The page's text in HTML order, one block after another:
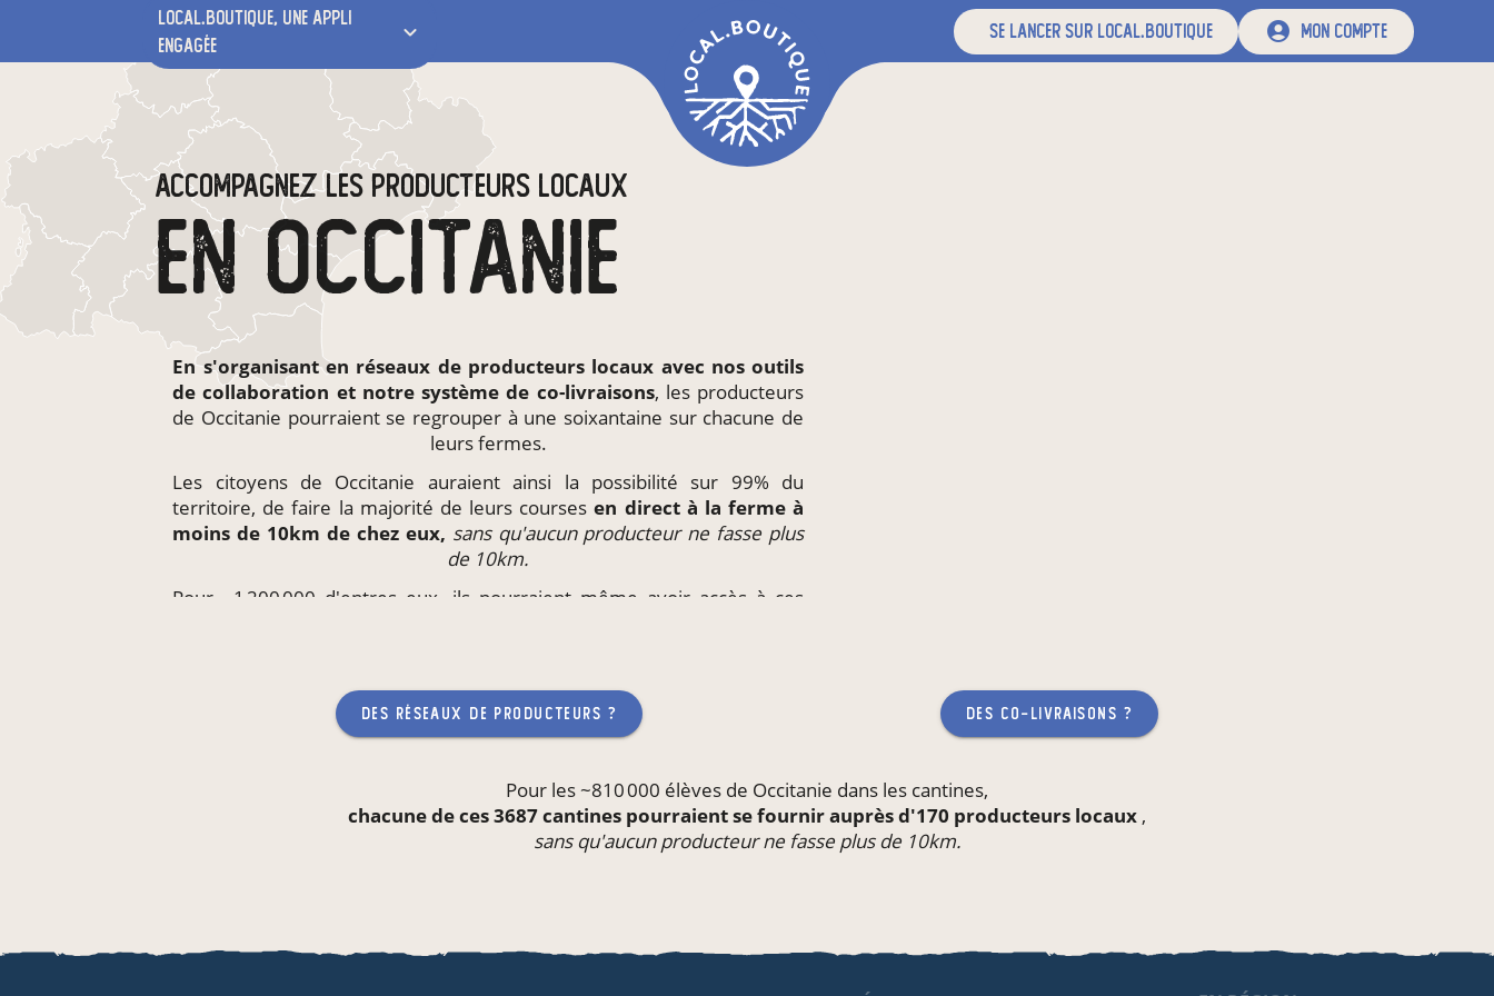
local.boutique, une appli
engagée
se lancer sur local.boutique mon compte
ACCOMPAGNEZ LES PRODUCTEURS LOCAUX
EN OCCITANIE
En s'organisant en réseaux de producteurs locaux avec nos outils
de collaboration et notre système de co-livraisons, les producteurs
de Occitanie pourraient se regrouper à une soixantaine sur chacune de
leurs fermes.
Les citoyens de Occitanie auraient ainsi la possibilité sur 99% du
territoire, de faire la majorité de leurs coursesen direct à la ferme à
moins de 10km de chez eux, sans qu'aucun producteur ne fasse plus
de 10km.
Pour ~1 200 000 d'entres eux, ils pourraient même avoir accès à ces
des réseaux de producteurs ? des co-livraisons ?
Pour les ~810 000 élèves de Occitanie dans les cantines,
chacune de ces 3687 cantines pourraient se fournir auprès d'170 producteurs locaux ,
sans qu'aucun producteur ne fasse plus de 10km.